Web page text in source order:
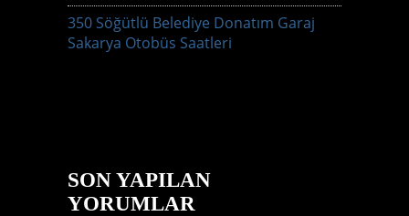
350 Söğütlü Belediye Donatım Garaj
Sakarya Otobüs Saatleri
SON YAPILAN
YORUMLAR